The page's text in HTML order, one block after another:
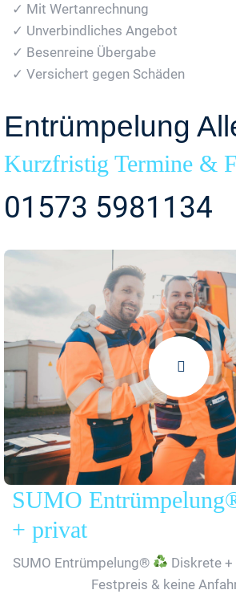
✓ Mit Wertanrechnung
✓ Unverbindliches Angebot
✓ Besenreine Übergabe
✓ Versichert gegen Schäden
Entrümpelung
Kurzfristig Termine &
01573 5981134
SUMO
+ privat
SUMO Entrümpelung®
Diskrete
Festpreis & keine